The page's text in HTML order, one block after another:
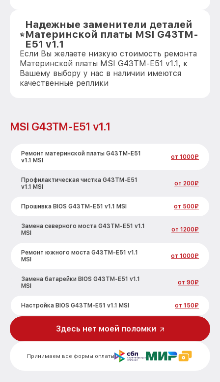
Надежные заменители деталей
Материнской платы MSI G43TM-
E51 v1.1
Если Вы желаете низкую стоимость ремонта
Материнской платы MSI G43TM-E51 v1.1, к
Вашему выбору у нас в наличии имеются
качественные реплики
MSI G43TM-E51 v1.1
Ремонт материнской платы G43TM-E51
v1.1 MSI
от 1000₽
Профилактическая чистка G43TM-E51
v1.1 MSI
от 200₽
Прошивка BIOS G43TM-E51 v1.1 MSI от 500₽
Замена северного моста G43TM-E51 v1.1
MSI
от 1200₽
Ремонт южного моста G43TM-E51 v1.1
MSI
от 1000₽
Замена батарейки BIOS G43TM-E51 v1.1
MSI
от 90₽
Настройка BIOS G43TM-E51 v1.1 MSI от 150₽
Принимаем все формы оплаты
Здесь нет моей поломки